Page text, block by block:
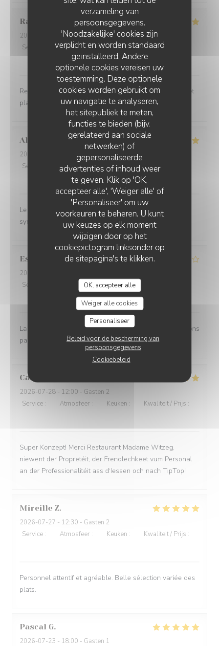
verzameling van
persoonsgegevens.
'Noodzakelijke' cookies zijn
verplicht en worden standaard
geïnstalleerd. Andere
optionele cookies vereisen uw
toestemming. Deze optionele
cookies worden gebruikt om
uw navigatie te analyseren,
het sitepubliek te meten,
functies te bieden (bijv.
gerelateerd aan sociale
netwerken) of
gepersonaliseerde
advertenties of inhoud weer
te geven. Klik op 'OK,
accepteer alle', 'Weiger alle' of
'Personaliseer' om uw
voorkeuren te beheren. U kunt
uw keuzes op elk moment
wijzigen door op het
cookiepictogram linksonder op
de sitepagina's te klikken.
OK, accepteer alle
Weiger alle cookies
Personaliseer
Beleid voor de bescherming van
persoonsgegevens
Cookiebeleid
Raphaèle
2026-07-30
- 12:00 - Gasten 2
Service
/5 Atmosfeer: 5 /5 Keuken : 5/5 Kwaliteit / Prijs
5/5
Restaurant convivial, personnel d’une gentillesse rare et
plats aux saveurs fraîches et bien assorties
Alexandra
2026-07-29
- 12:15 - Gasten 4
Service
Atmosfeer: 4/5 Keuken:4/5 Kwaliteit / Prijs
Le service est top. Les serveurs sont naturels et c'est
sympathique.
Estelle
2026-07-28
Service
Atmosfeer: 4/5 Keuken:4
La terrasse est agréable et l'accueil convivial. Nous avons
passé un bon moment entre collègues.
Carole
2026-07-28 - 12:00 - Gasten 2
Service : Atmosfeer : Keuken : Kwaliteit / Prijs :
Super Konzept! Merci Restaurant Madame Witzeg,
niewent der Propretéit, der Frendlechkeet vum Personal
an der Professionalitéit ass d‘Iessen och nach TipTop!
Mireille Z
2026-07-27 - 12:30 - Gasten 2
Service : Atmosfeer : Keuken : Kwaliteit / Prijs :
Personnel attentif et agréable. Belle sélection variée des
plats.
Pascal G
2026-07-23 - 18:00 - Gasten 1